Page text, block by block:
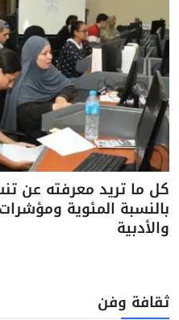
بالنسبة المئوية
والأدبية
ثقافة وفن